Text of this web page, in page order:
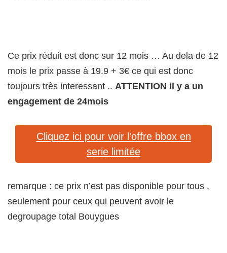
Ce prix réduit est donc sur 12 mois … Au dela de 12
mois le prix passe à 19.9 + 3€ ce qui est donc
toujours très interessant .. ATTENTION il y a un
engagement de 24mois
Cliquez ici pour voir l’offre bbox en
serie limitée
remarque : ce prix n’est pas disponible pour tous ,
seulement pour ceux qui peuvent avoir le
degroupage total Bouygues